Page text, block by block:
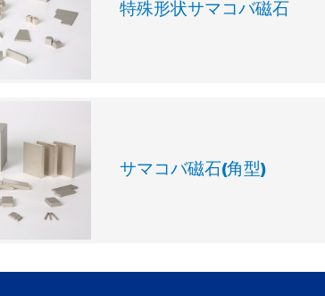
特殊形状サマコバ磁石
サマコバ磁石(角型)